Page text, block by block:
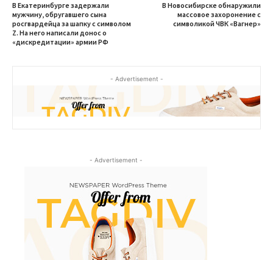
В Екатеринбурге задержали
мужчину, обругавшего сына
росгвардейца за шапку с символом
Z. На него написали донос о
«дискредитации» армии РФ
В Новосибирске обнаружили
массовое захоронение с
символикой ЧВК «Вагнер»
- Advertisement -
- Advertisement -